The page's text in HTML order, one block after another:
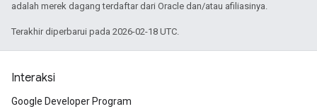
adalah merek dagang terdaftar dari Oracle dan/atau afiliasinya.
Terakhir diperbarui pada 2026-02-18 UTC.
Interaksi
Google Developer Program